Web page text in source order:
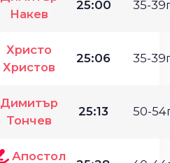
Накев
25:00 35-
Христо
Христов
25:06 35-
Димитър
Тончев
25:13 50-
Апостол